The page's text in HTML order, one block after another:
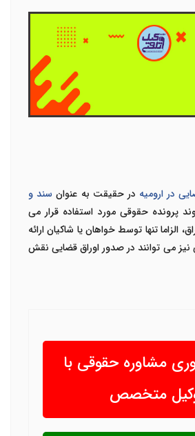
در ارومیه در حقیقت به عنوان سند و
پرونده حقوقی مورد استفاده قرار می
الزاما تنها توسط خواهان یا شاکیان ارائه
می توانند در صدور اوراق قضایی نقش
مشاوره حقوقی با
متخصص